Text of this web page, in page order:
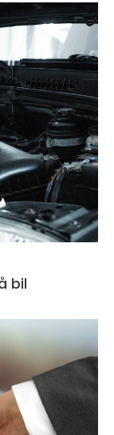
bil